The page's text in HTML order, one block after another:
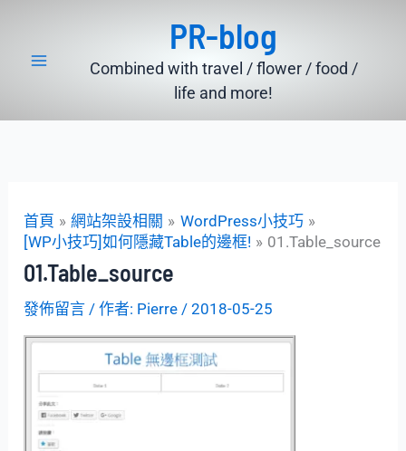
PR-blog
Combined with travel / flower / food /
life and more!
首頁 網站架設相關
WordPress小技巧
[WP小技巧]如何隱藏Table的邊框!
01.Table_source
01.Table_source
發佈留言 / 作者: Pierre /2018-05-25